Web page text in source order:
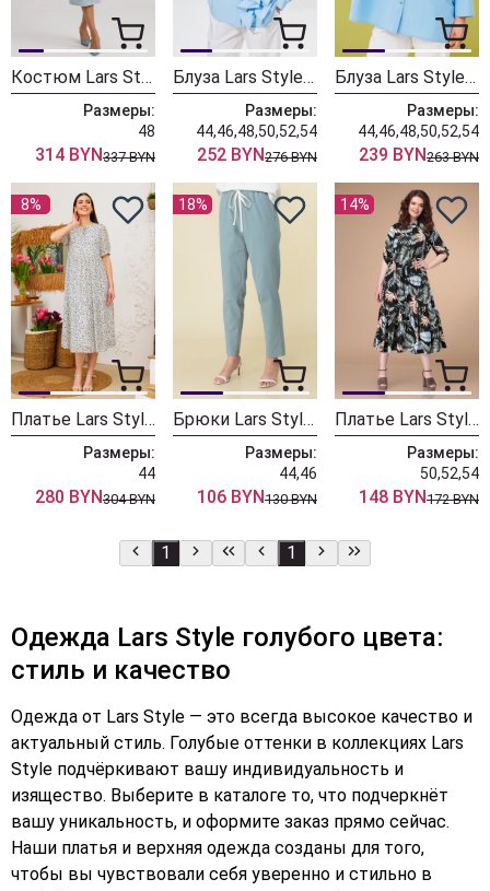
Костюм Lars Style 1137
Размеры:
48
314 BYN337 BYN
Блуза Lars Style 919/1
Размеры:
44,46,48,50,52,54
252 BYN276 BYN
Блуза Lars Style 899/1
Размеры:
44,46,48,50,52,54
239 BYN263 BYN
8%
Платье Lars Style 896 бело-голубой
Размеры:
44
280 BYN304 BYN
18%
Брюки Lars Style 548-2
Размеры:
44,46
106 BYN130 BYN
14%
Платье Lars Style 335
Размеры:
50,52,54
148 BYN172 BYN
1 1
Одежда Lars Style голубого цвета:
стиль и качество
Одежда от Lars Style — это всегда высокое качество и
актуальный стиль. Голубые оттенки в коллекциях Lars
Style подчёркивают вашу индивидуальность и
изящество. Выберите в каталоге то, что подчеркнёт
вашу уникальность, и оформите заказ прямо сейчас.
Наши платья и верхняя одежда созданы для того,
чтобы вы чувствовали себя уверенно и стильно в